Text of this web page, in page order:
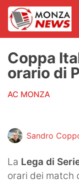
Calcio
Volley
Coppa
orario di
AC MONZA
Sandro
La Lega di
orari dei match